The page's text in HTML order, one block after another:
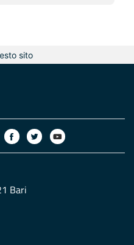
sito
Bari